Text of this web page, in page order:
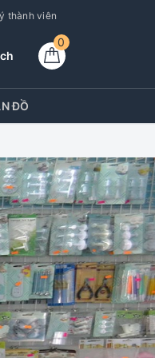
thành viên
0
ĐỒ